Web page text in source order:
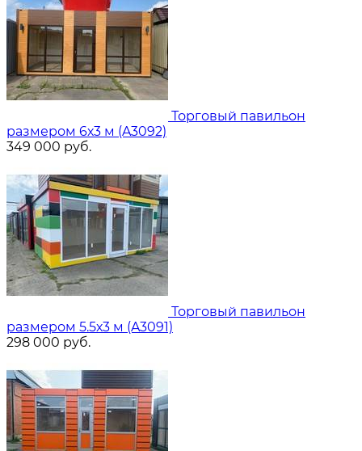
Торговый павильон
размером 6х3 м (A3092)
349 000 руб.
Торговый павильон
размером 5.5х3 м (A3091)
298 000 руб.